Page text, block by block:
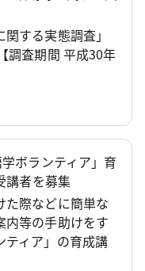
する実態調査」
調査期間 平成30年
ボランティア」育
講者を募集
た際などに簡単な
内等の手助けをす
ティア」の育成講